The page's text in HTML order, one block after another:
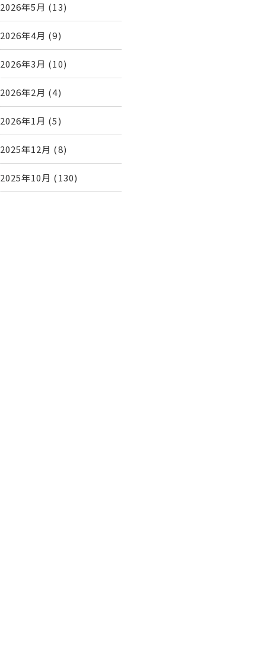
2026年5月 (13)
2026年4月 (9)
2026年3月 (10)
2026年2月 (4)
2026年1月 (5)
2025年12月 (8)
2025年10月 (130)